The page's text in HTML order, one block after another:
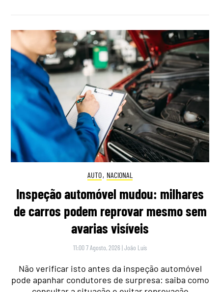
AUTO, NACIONAL
Inspeção automóvel mudou: milhares
de carros podem reprovar mesmo sem
avarias visíveis
11:00 7 Agosto, 2026 |João Luís
Não verificar isto antes da inspeção automóvel
pode apanhar condutores de surpresa: saiba como